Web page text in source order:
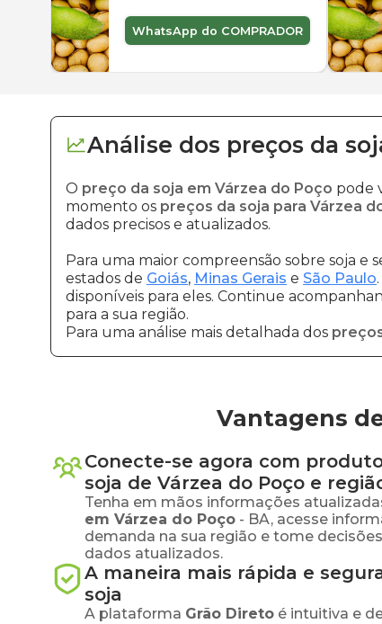
WhatsApp do COMPRADOR
Análise dos preços da
O preço da soja em Várzea do Poço pode
momento os preços da soja para Várzea
dados precisos e atualizados.
Para uma maior compreensão sobre soja e
estados de Goiás, Minas Gerais e São Paulo
disponíveis para eles. Continue
para a sua região.
Para uma análise mais detalhada dos
Vantagens
Conecte-se agora com
soja de Várzea do Poço e
Tenha em mãos informações
em Várzea do Poço - BA, acesse
demanda na sua região e tome
dados atualizados.
A maneira mais rápida e
soja
A plataforma Grão Direto é intuitiva e